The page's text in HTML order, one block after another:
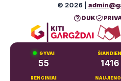
© 2026 |
DUK
GYVAI
55
ŠIANDIEN
1416
RENGINIAI